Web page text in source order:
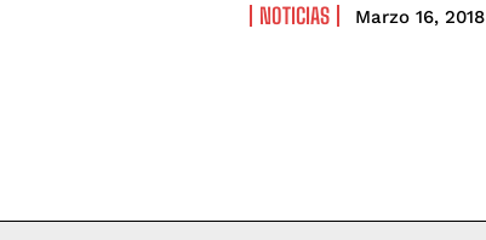
NOTICIAS Marzo 16, 2018